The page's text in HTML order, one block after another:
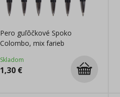
Pero guľôčkové Spoko
Colombo, mix farieb
Skladom
1,30 €